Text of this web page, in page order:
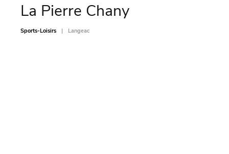
La Pierre Chany
Sports-Loisirs Langeac